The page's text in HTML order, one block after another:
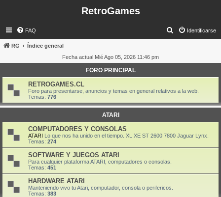
RetroGames
FAQ Identificarse
a
r
RG
Índice general
Fecha actual Mié Ago 05, 2026 11:46 pm
FORO PRINCIPAL
RETROGAMES.CL
Foro para presentarse, anuncios y temas en general relativos a la web.
Temas: 776
ATARI
COMPUTADORES Y CONSOLAS
ATARI Lo que nos ha unido en el tiempo. XL XE ST 2600 7800 Jaguar Lynx.
Temas: 274
SOFTWARE Y JUEGOS ATARI
Para cualquier plataforma ATARI, computadores o consolas.
Temas: 451
HARDWARE ATARI
Manteniendo vivo tu Atari, computador, consola o perifericos.
Temas: 383